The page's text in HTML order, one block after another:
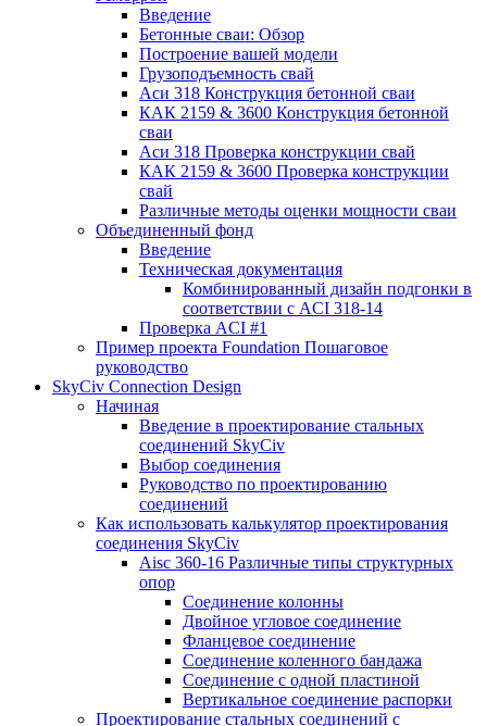
Введение
Бетонные сваи: Обзор
Построение вашей модели
Грузоподъемность свай
Аси 318 Конструкция бетонной сваи
КАК 2159 & 3600 Конструкция бетонной
сваи
Аси 318 Проверка конструкции свай
КАК 2159 & 3600 Проверка конструкции
свай
Различные методы оценки мощности сваи
Объединенный фонд
Введение
Техническая документация
Комбинированный дизайн подгонки в
соответствии с ACI 318-14
Проверка ACI #1
Пример проекта Foundation Пошаговое
руководство
SkyCiv Connection Design
Начиная
Введение в проектирование стальных
соединений SkyCiv
Выбор соединения
Руководство по проектированию
соединений
Как использовать калькулятор проектирования
соединения SkyCiv
Aisc 360-16 Различные типы структурных
опор
Соединение колонны
Двойное угловое соединение
Фланцевое соединение
Соединение коленного бандажа
Соединение с одной пластиной
Вертикальное соединение распорки
Проектирование стальных соединений с